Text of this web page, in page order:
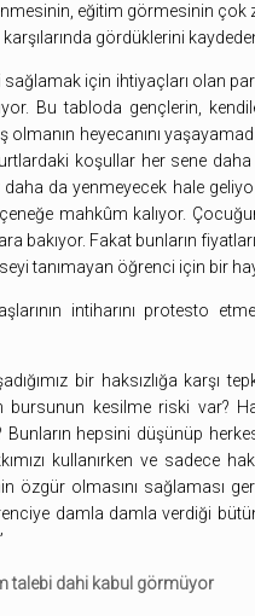
eğitim görmesinin çok
gördüklerini
sağlamak için ihtiyaçları olan
Bu tabloda gençlerin,
olmanın heyecanını
koşullar her sene
daha da yenmeyecek hale
mahkûm kalıyor.
bakıyor. Fakat bunların
tanımayan öğrenci için bir
intiharını protesto
bir haksızlığa karşı
bursunun kesilme riski var?
Bunların hepsini düşünüp
kullanırken ve sadece
özgür olmasını sağlaması
damla damla verdiği
talebi dahi kabul görmüyor